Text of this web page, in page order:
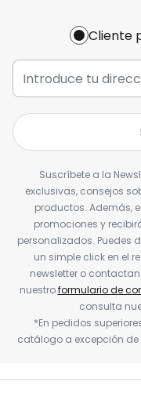
Cliente
Suscríbete a la
exclusivas, consejos
productos. Además,
promociones y
personalizados. Puedes
un simple click en el
newsletter o
nuestroformulario de
consulta
*En pedidos
catálogo a excepción